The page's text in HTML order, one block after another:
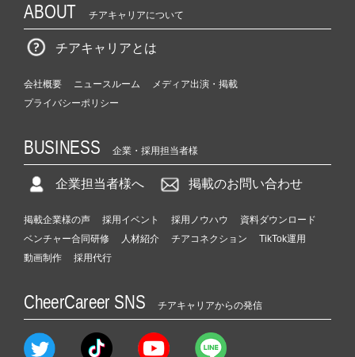
ABOUT チアキャリアについて
チアキャリアとは
会社概要 ニュースルーム
メディア出演・掲載
プライバシーポリシー
BUSINESS 企業・採用担当者様
企業担当者様へ 掲載のお問い合わせ
掲載企業様の声 採用イベント 採用ノウハウ
資料ダウンロード
ベンチャー合同研修
人材紹介 チアコネクション
TikTok運用
動画制作
採用代行
CheerCareer SNS チアキャリアからの発信